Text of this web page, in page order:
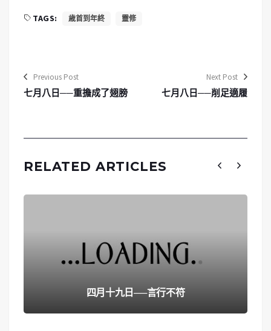
TAGS: 歳首到年終 靈修
Previous Post
七月八日──重擔成了翅膀
Next Post
七月八日──削足適履
RELATED ARTICLES
四月十九日──言行不符